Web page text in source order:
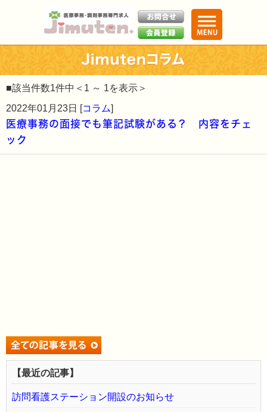
■該当件数1件中＜1 ～ 1を表示＞
2022年01月23日 [コラム]
医療事務の面接でも筆記試験がある？ 内容をチェ
ック
【最近の記事】
訪問看護ステーション開設のお知らせ